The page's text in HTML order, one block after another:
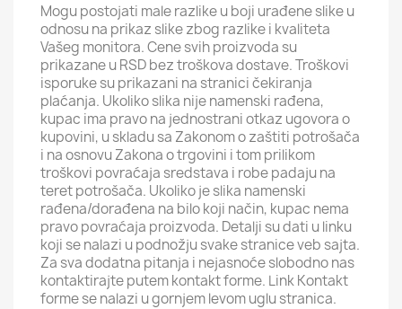
Mogu postojati male razlike u boji urađene slike u
odnosu na prikaz slike zbog razlike i kvaliteta
Vašeg monitora. Cene svih proizvoda su
prikazane u RSD bez troškova dostave. Troškovi
isporuke su prikazani na stranici čekiranja
plaćanja. Ukoliko slika nije namenski rađena,
kupac ima pravo na jednostrani otkaz ugovora o
kupovini, u skladu sa Zakonom o zaštiti potrošača
i na osnovu Zakona o trgovini i tom prilikom
troškovi povraćaja sredstava i robe padaju na
teret potrošača. Ukoliko je slika namenski
rađena/dorađena na bilo koji način, kupac nema
pravo povraćaja proizvoda. Detalji su dati u linku
koji se nalazi u podnožju svake stranice veb sajta.
Za sva dodatna pitanja i nejasnoće slobodno nas
kontaktirajte putem kontakt forme. Link Kontakt
forme se nalazi u gornjem levom uglu stranica.